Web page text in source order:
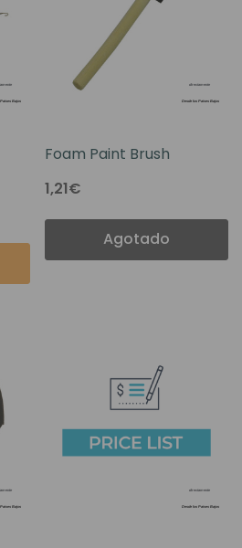
Foam Paint Brush
1,21€
Agotado